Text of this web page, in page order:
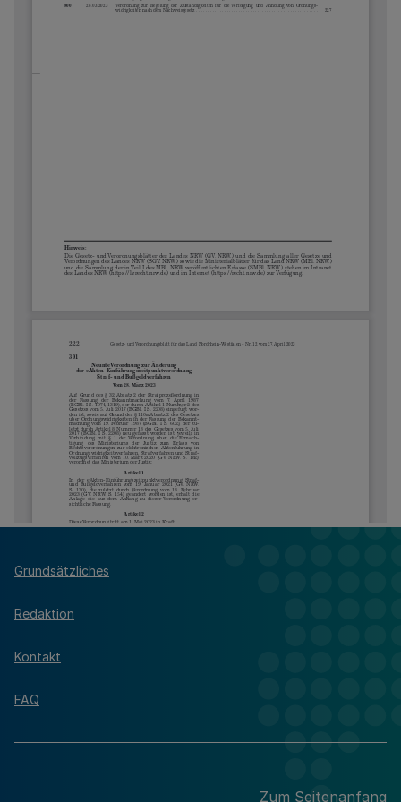
Grundsätzliches
Redaktion
Kontakt
FAQ
Zum Seitenanfang